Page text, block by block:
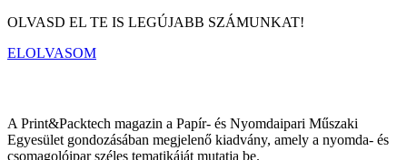
OLVASD EL TE IS LEGÚJABB SZÁMUNKAT!
ELOLVASOM
A Print&Packtech magazin a Papír- és Nyomdaipari Műszaki
Egyesület gondozásában megjelenő kiadvány, amely a nyomda- és
csomagolóipar széles tematikáját mutatja be.